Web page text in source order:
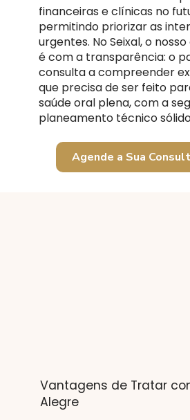
financeiras e clínicas no
permitindo priorizar as
urgentes. No Seixal, o
é com a transparência: o
consulta a compreender
que precisa de ser feito
saúde oral plena, com a
planeamento técnico
Agende a Sua
Vantagens de Tratar
Alegre